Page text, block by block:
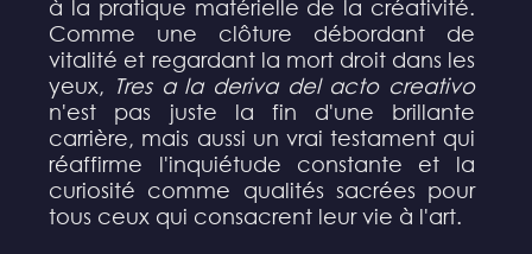
à la pratique matérielle de la créativité.
Comme une clôture débordant de
vitalité et regardant la mort droit dans les
yeux, Tres a la deriva del acto creativo
n'est pas juste la fin d'une brillante
carrière, mais aussi un vrai testament qui
réaffirme l'inquiétude constante et la
curiosité comme qualités sacrées pour
tous ceux qui consacrent leur vie à l'art.